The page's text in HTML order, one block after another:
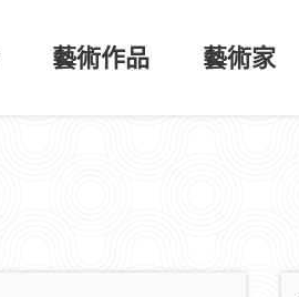
藝術作品 藝術家